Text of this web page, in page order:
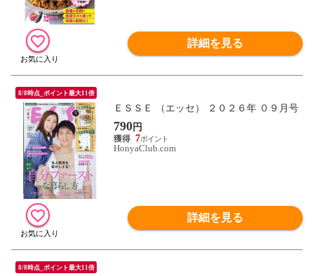
詳細を見る
8/8時点_ポイント最大11倍
ＥＳＳＥ （エッセ） ２０２６年 ０９月号
790円
7
HonyaClub.com
詳細を見る
8/8時点_ポイント最大11倍